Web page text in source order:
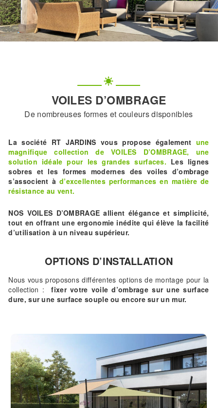
VOILES D’OMBRAGE
De nombreuses formes et couleurs disponibles
La société RT JARDINS vous propose également une
magnifique collection de VOILES D’OMBRAGE, une
solution idéale pour les grandes surfaces. Les lignes
sobres et les formes modernes des voiles d’ombrage
s’associent à d’excellentes performances en matière de
résistance au vent.
NOS VOILES D’OMBRAGE allient élégance et simplicité,
tout en offrant une ergonomie inédite qui élève la facilité
d’utilisation à un niveau supérieur.
OPTIONS D’INSTALLATION
Nous vous proposons différentes options de montage pour la
collection :
fixer votre voile d’ombrage sur une surface
dure, sur une surface souple ou encore sur un mur.